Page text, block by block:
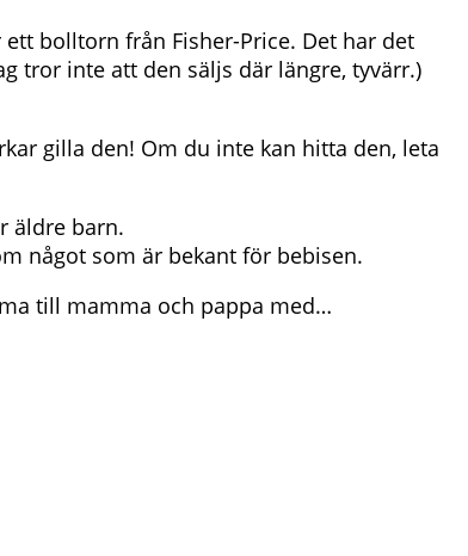
bolltorn från Fisher-Price. Det har det
tror inte att den säljs där längre, tyvärr.)
gilla den! Om du inte kan hitta den, leta
äldre barn.
något som är bekant för bebisen.
till mamma och pappa med…